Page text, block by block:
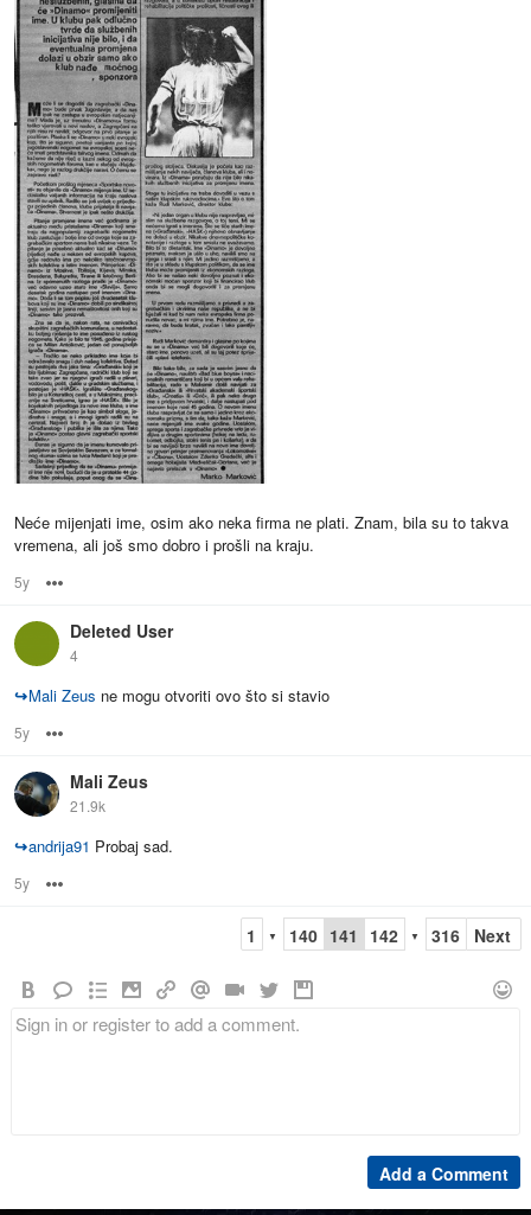
Neće mijenjati ime, osim ako neka firma ne plati. Znam, bila su to takva
vremena, ali još smo dobro i prošli na kraju.
5y
Deleted User
4
↪Mali Zeus ne mogu otvoriti ovo što si stavio
5y
Mali Zeus
21.9k
↪andrija91 Probaj sad.
5y
1 ▼ 140 141 142 ▼ 316 Next
Add a Comment